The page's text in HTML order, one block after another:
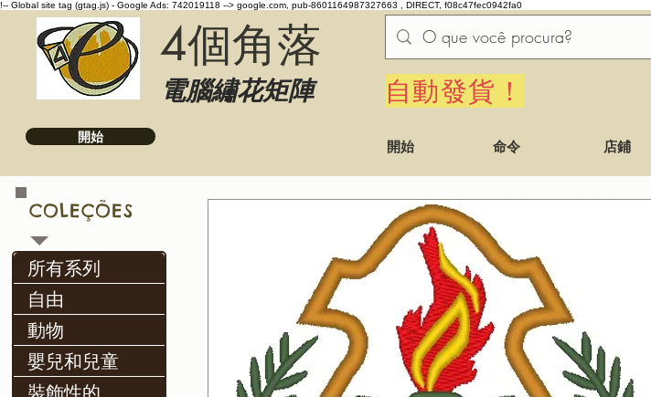
!-- Global site tag (gtag.js) - Google Ads: 742019118 --> google.com, pub-8601164987327663 , DIRECT, f08c47fec0942fa0
4個角落
電腦繡花矩陣 自動發貨！
開始
開始 命令 店鋪
所有系列
自由
動物
嬰兒和兒童
裝飾性的
COLEÇÕES